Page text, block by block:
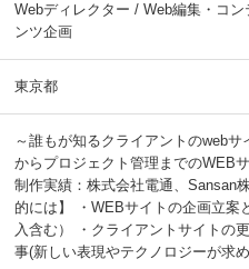
Webディレクター / Web編集・コン
ンツ企画
東京都
～誰もが知るクライアントのweb
からプロジェクト管理までのWEB
制作実績：株式会社電通、Sansan
的には】 ・WEBサイトの企画立案
入含む） ・クライアントサイトの
事(新しい表現やテクノロジーが求